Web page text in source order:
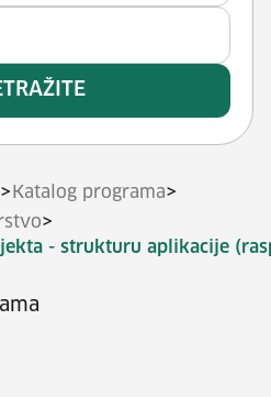
> Katalog programa>
>
- strukturu aplikacije